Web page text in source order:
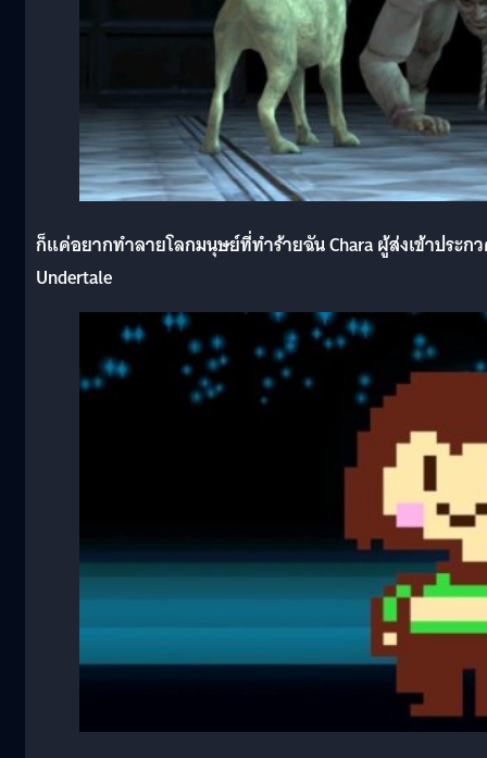
ก็แค่อยากทำลายโลกมนุษย์ที่ทำร้ายฉัน Chara ผู้ส่งเข้าประก
Undertale